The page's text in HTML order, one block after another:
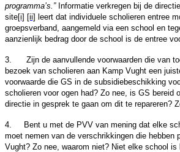
programma’s.” Informatie verkregen bij de
site[i] [ii] leert dat individuele scholieren entree
groepsverband, aangemeld via een school en
aanzienlijk bedrag door de school is de entree
de aanvullende voorwaarden die van
bezoek van scholieren aan Kamp Vught een
voorwaarde die GS in de subsidiebeschikking
scholieren voor ogen had? Zo nee, is GS bereid
directie in gesprek te gaan om dit te repareren?
4.
Bent u met de PVV van mening dat elke
moet nemen van de verschrikkingen die hebben
Vught? Zo nee, waarom niet? Niet elke school